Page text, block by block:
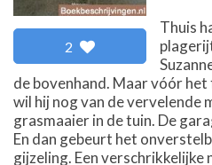
2
Thuis
de bovenhand. Maar vóór
wil hij nog van de vervelende
grasmaaier in de tuin. De
En dan gebeurt het
gijzeling. Een verschrikkelijke